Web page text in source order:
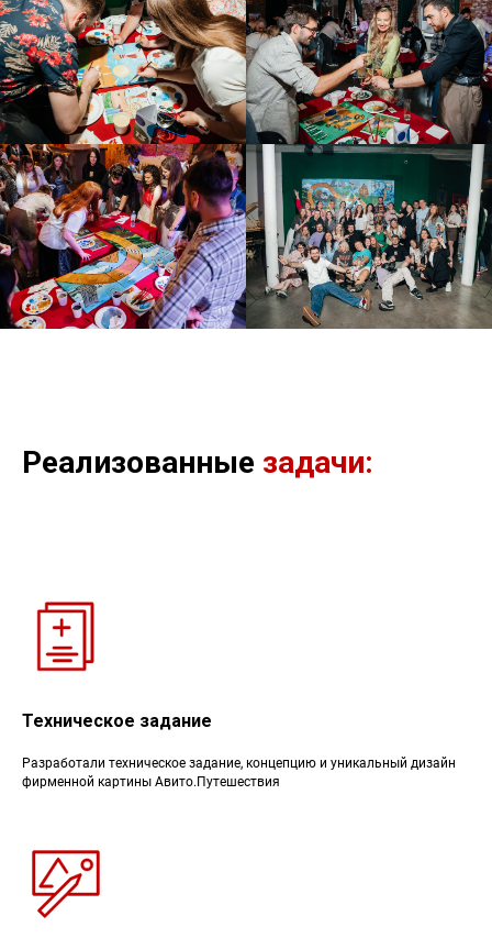
Реализованные задачи:
Техническое задание
Разработали техническое задание, концепцию и уникальный дизайн
фирменной картины Авито.Путешествия